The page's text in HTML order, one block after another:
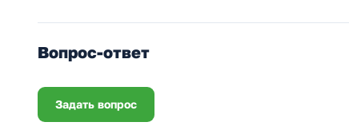
Вопрос-ответ
Задать вопрос